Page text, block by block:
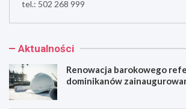
tel.: 502 268 999
Aktualności
Renowacja barokowego
dominikanów